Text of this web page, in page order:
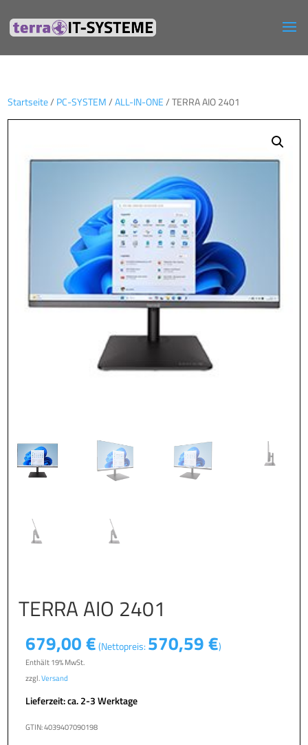
Startseite/ PC-SYSTEM/ALL-IN-ONE/ TERRA AIO 2401
TERRA AIO 2401
679,00€ (Nettopreis: 570,59€)
Enthält 19% MwSt.
zzgl.Versand
Lieferzeit: ca. 2-3 Werktage
GTIN: 4039407090198